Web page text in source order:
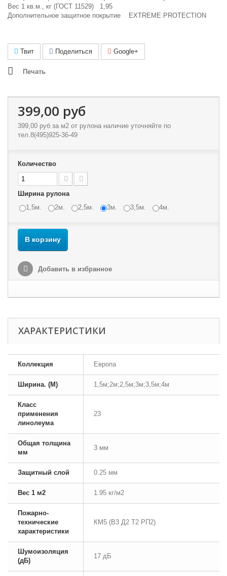
Вес 1 кв.м., кг (ГОСТ 11529) 1,95
Дополнительное защитное покрытие EXTREME PROTECTION
Твит Поделиться Google+
Печать
399,00 руб
399,00 руб за м2 от рулона наличие уточняйте по
тел.8(495)925-36-49
Количество
Ширина рулона
1,5м.
2м. 2,5м. 3м. 3,5м. 4м.
В корзину
Добавить в избранное
ХАРАКТЕРИСТИКИ
Коллекция Европа
Ширина. (М) 1,5м;2м;2,5м;3м;3,5м;4м
Класс
применения
линолеума
23
Общая толщина
мм
3 мм
Защитный слой 0.25 мм
Вес 1 м2 1.95 кг/м2
Пожарно-
технические
характеристики
КМ5 (В3 Д2 Т2 РП2)
Шумоизоляция
(дБ)
17 дБ